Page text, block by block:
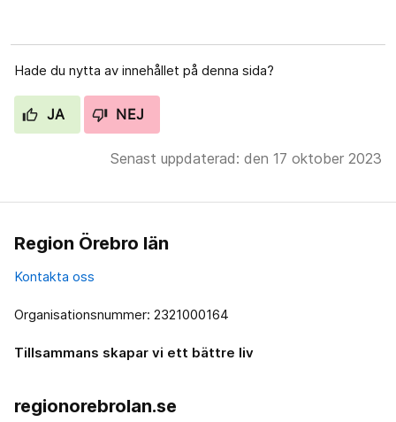
Hade du nytta av innehållet på denna sida?
JA NEJ
Senast uppdaterad: den 17 oktober 2023
Region Örebro län
Kontakta oss
Organisationsnummer: 2321000164
Tillsammans skapar vi ett bättre liv
regionorebrolan.se